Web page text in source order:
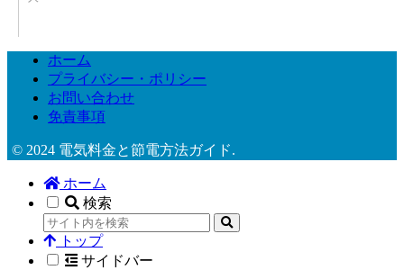
ホーム
プライバシー・ポリシー
お問い合わせ
免責事項
© 2024 電気料金と節電方法ガイド.
ホーム
検索
トップ
サイドバー